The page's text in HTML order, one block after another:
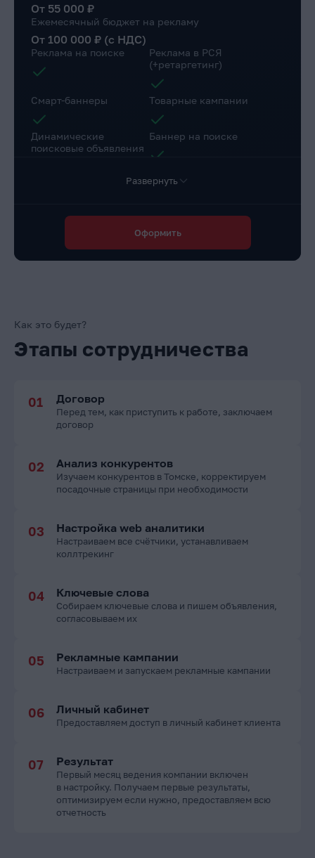
От 55 000 ₽
Ежемесячный бюджет на рекламу
От 100 000 ₽ (с НДС)
Реклама на поиске
Реклама в РСЯ
(+ретаргетинг)
Смарт-баннеры Товарные кампании
Динамические
поисковые объявления
Баннер на поиске
Коллтрекинг в подарок
Повышение конверсии сайта
Разработка страниц для a/b теста
Доступ в личный
Маркировка рекламы
Развернуть
Оформить
Как это будет?
Этапы сотрудничества
Договор
Перед тем, как приступить к работе, заключаем
договор
Анализ конкурентов
Изучаем конкурентов в Томске, корректируем
посадочные страницы при необходимости
Настройка web аналитики
Настраиваем все счётчики, устанавливаем
коллтрекинг
Ключевые слова
Собираем ключевые слова и пишем объявления,
согласовываем их
Рекламные кампании
Настраиваем и запускаем рекламные кампании
Личный кабинет
Предоставляем доступ в личный кабинет клиента
Результат
Первый месяц ведения компании включен
в настройку. Получаем первые результаты,
оптимизируем если нужно, предоставляем всю
отчетность